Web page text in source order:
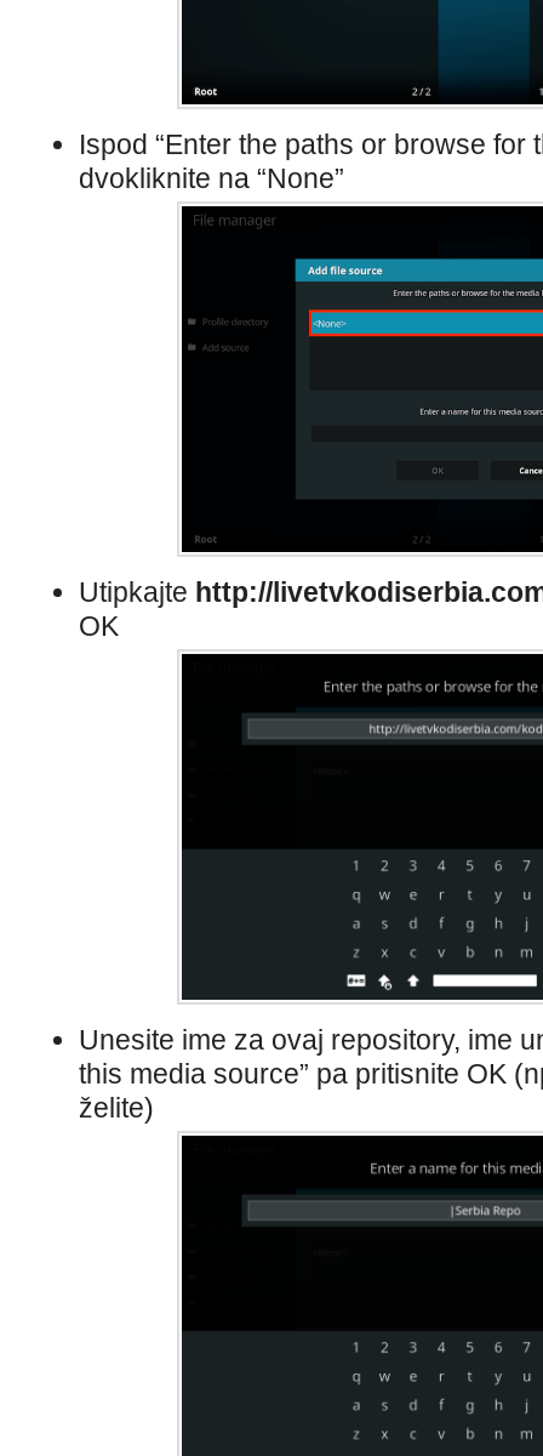
Ispod “Enter the paths or browse for
dvokliknite na “None”
Utipkajte http://
OK
Unesite ime za ovaj repository, ime
this media source” pa pritisnite OK
želite)